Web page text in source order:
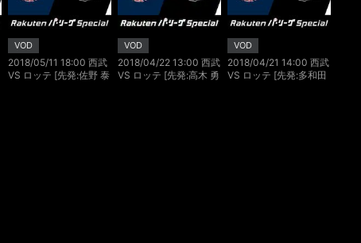
VOD
2018/05/11 18:00 西武
VS ロッテ [先発:佐野 泰
VOD
2018/04/22 13:00 西武
VS ロッテ [先発:高木 勇
VOD
2018/04/21 14:00 西武
VS ロッテ [先発:多和田